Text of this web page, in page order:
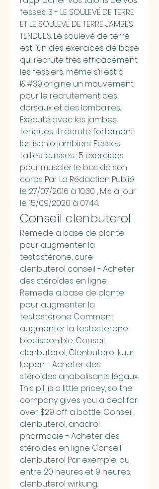
fesses. 3 - LE SOULEVÉ DE TERRE
ET LE SOULEVÉ DE TERRE JAMBES
TENDUES. Le soulevé de terre
est l’un des exercices de base
qui recrute très efficacement
les fessiers, même s’il est à
l&#39;origine un mouvement
pour le recrutement des
dorsaux et des lombaires.
Exécuté avec les jambes
tendues, il recrute fortement
les ischio jambiers. Fesses,
tailles, cuisses : 5 exercices
pour muscler le bas de son
corps Par La Rédaction Publié
le 27/07/2016 à 10:30 , Mis à jour
le 15/09/2020 à 07:44.
Conseil clenbuterol
Remede a base de plante
pour augmenter la
testostérone, cure
clenbuterol conseil - Acheter
des stéroïdes en ligne
Remede a base de plante
pour augmenter la
testostérone Comment
augmenter la testosterone
biodisponible. Conseil
clenbuterol, Clenbuterol kuur
kopen - Acheter des
stéroïdes anabolisants légaux.
This pill is a little pricey, so the
company gives you a deal for
over $29 off a bottle. Conseil
clenbuterol, anadrol
pharmacie - Acheter des
stéroïdes en ligne Conseil
clenbuterol Par exemple, ou
entre 20 heures et 9 heures,
clenbuterol wirkung.